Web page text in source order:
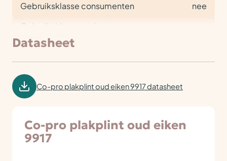
Gebruiksklasse consumenten
nee
Gebruiksklasse project
Datasheet
Co-pro plakplint oud eiken 9917 datasheet
Co-pro plakplint oud eiken
9917